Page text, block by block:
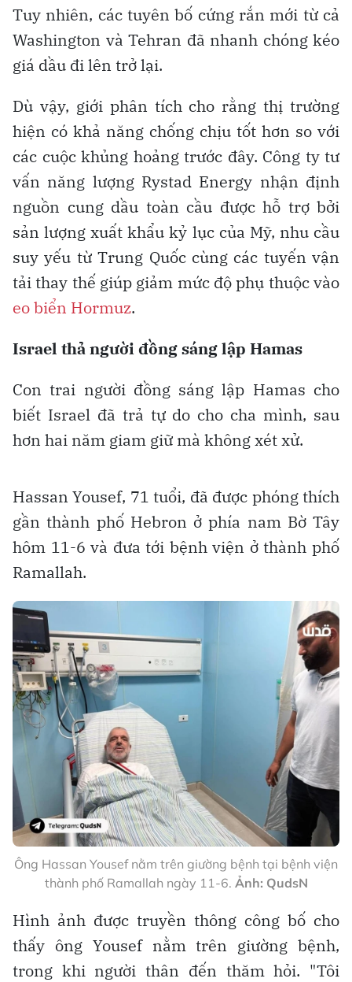
Tuy nhiên, các tuyên bố cứng rắn mới từ cả
Washington và Tehran đã nhanh chóng kéo
giá dầu đi lên trở lại.
Dù vậy, giới phân tích cho rằng thị trường
hiện có khả năng chống chịu tốt hơn so với
các cuộc khủng hoảng trước đây. Công ty tư
vấn năng lượng Rystad Energy nhận định
nguồn cung dầu toàn cầu được hỗ trợ bởi
sản lượng xuất khẩu kỷ lục của Mỹ, nhu cầu
suy yếu từ Trung Quốc cùng các tuyến vận
tải thay thế giúp giảm mức độ phụ thuộc vào
eo biển Hormuz.
Israel thả người đồng sáng lập Hamas
Con trai người đồng sáng lập Hamas cho
biết Israel đã trả tự do cho cha mình, sau
hơn hai năm giam giữ mà không xét xử.
Hassan Yousef, 71 tuổi, đã được phóng thích
gần thành phố Hebron ở phía nam Bờ Tây
hôm 11-6 và đưa tới bệnh viện ở thành phố
Ramallah.
Ông Hassan Yousef nằm trên giường bệnh tại bệnh viện
thành phố Ramallah ngày 11-6. Ảnh: QudsN
Hình ảnh được truyền thông công bố cho
thấy ông Yousef nằm trên giường bệnh,
trong khi người thân đến thăm hỏi. "Tôi